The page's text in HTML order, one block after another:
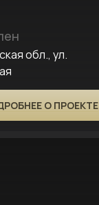
обл., ул.
О ПРОЕКТЕ